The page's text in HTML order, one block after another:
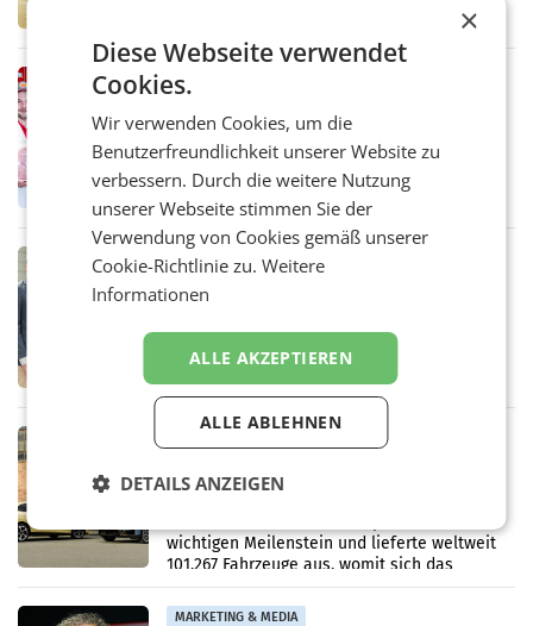
„Kreislauf-Helden“ in allen österreichischen
Müller-Filialen
RETAIL
Penny modernisiert zwei Filialen in
Ober- und Niederösterreich
WIENER NEUDORF. – Im Rahmen einer
laufenden Modernisierungsoffensive
erneuert Penny zwei Filialen in Nieder- und
Oberösterreich. Die beiden Standorte liegen
in Haag sowie im rund
RETAIL
Alles bereit für den Wechsel: Jürgen
WIENER NEUDORF. – Die geplante
Zusammenarbeit zwischen Adeg und dem
Vorarlberger Kaufmann Jürgen Albrecht ist
kartellrechtlich freigegeben: Die
Bundeswettbewerbsbehörde und der
verdoppelt Auslieferungen und
wichtigen Meilenstein und lieferte weltweit
101.267 Fahrzeuge aus, womit sich das
Ergebnis gegenüber Juli 2025 mehr als
verdoppelte (+102
MARKETING & MEDIA
×
Diese Webseite verwendet
Cookies.
Wir verwenden Cookies, um die
Benutzerfreundlichkeit unserer Website zu
verbessern. Durch die weitere Nutzung
unserer Webseite stimmen Sie der
Verwendung von Cookies gemäß unserer
Cookie-Richtlinie zu.Weitere
Informationen
ALLE AKZEPTIEREN
ALLE ABLEHNEN
DETAILS ANZEIGEN